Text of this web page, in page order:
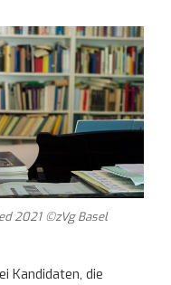
2021 ©zVg Basel
Kandidaten, die